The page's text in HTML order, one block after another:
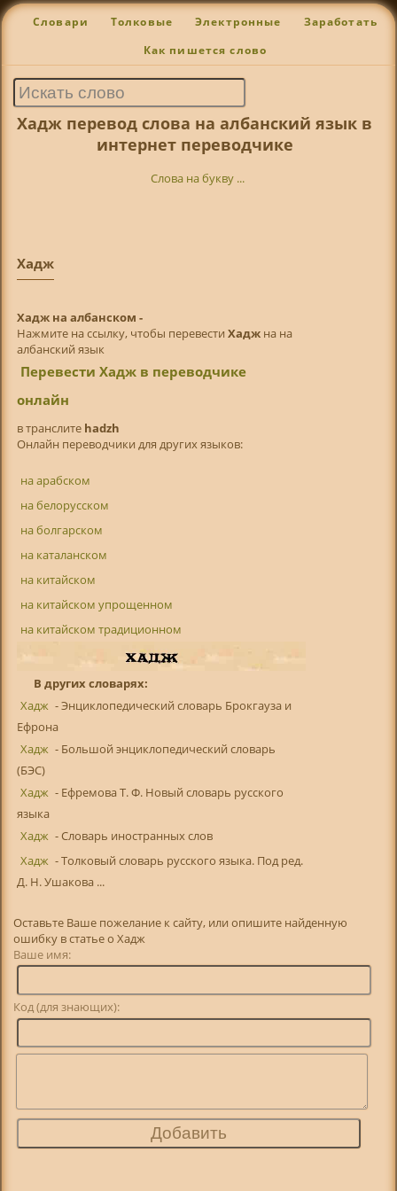
Словари Толковые Электронные Заработать
Как пишется слово
Хадж перевод слова на албанский язык в
интернет переводчике
Слова на букву ...
Хадж
Хадж на албанском -
Нажмите на ссылку, чтобы перевести Хаджна на
албанский язык
Перевести Хадж в переводчике
онлайн
в транслитe hadzh
Онлайн переводчики для других языков:
на арабском
на белорусском
на болгарском
на каталанском
на китайском
на китайском упрощенном
на китайском традиционном
В других словарях:
Хадж - Энциклопедический словарь Брокгауза и
Ефрона
Хадж - Большой энциклопедический словарь
(БЭС)
Хадж - Ефремова Т. Ф. Новый словарь русского
языка
Хадж - Словарь иностранных слов
Хадж - Толковый словарь русского языка. Под ред.
Д. Н. Ушакова ...
Оставьте Ваше пожелание к сайту, или опишите найденную
ошибку в статье о Хадж
Ваше имя:
Код (для знающих):